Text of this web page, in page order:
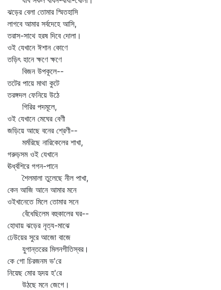
ঝড়ের বেলা তোমার স্মিতহাসি
লাগবে আমার সর্বদেহে আসি,
তরাস-সাথে হরষ দিবে দোলা।
ওই যেখানে ঈশান কোণে
তড়িৎ হানে ক্ষণে ক্ষণে
বিজন উপকূলে--
তটের পায়ে মাথা কুটে
তরঙ্গদল ফেনিয়ে উঠে
গিরির পদমূলে,
ওই যেখানে মেঘের বেণী
জড়িয়ে আছে বনের শ্রেণী--
মর্মরিছে নারিকেলের শাখা,
গরুড়সম ওই যেখানে
ঊর্ধ্বশিরে গগন-পানে
শৈলমালা তুলেছে নীল পাখা,
কেন আজি আনে আমার মনে
ওইখানেতে মিলে তোমার সনে
বেঁধেছিলেম বহুকালের ঘর--
হোথায় ঝড়ের নৃত্য-মাঝে
ঢেউয়ের সুরে আজো বাজে
যুগান্তরের মিলনগীতিস্বর।
কে গো চিরজনম ভ'রে
নিয়েছ মোর হৃদয় হ'রে
উঠছে মনে জেগে।